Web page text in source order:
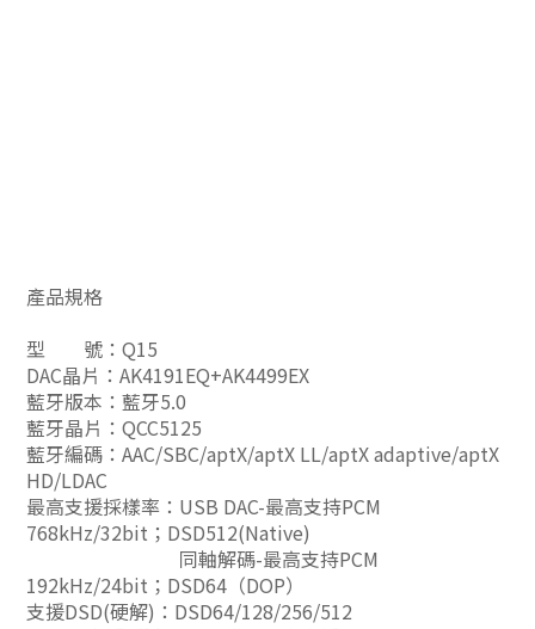
產品規格
型 號：Q15
DAC晶片：AK4191EQ+AK4499EX
藍牙版本：藍牙5.0
藍牙晶片：QCC5125
藍牙編碼：AAC/SBC/aptX/aptX LL/aptX adaptive/aptX
HD/LDAC
最高支援採樣率：USB DAC-最高支持PCM
768kHz/32bit；DSD512(Native)
同軸解碼-最高支持PCM
192kHz/24bit；DSD64（DOP）
支援DSD(硬解)：DSD64/128/256/512